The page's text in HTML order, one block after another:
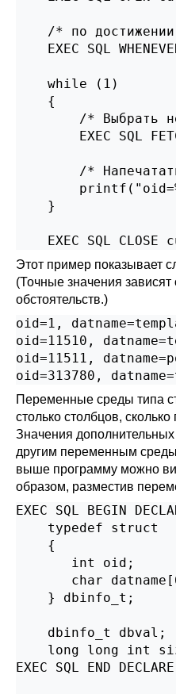
/* по
EXEC SQL
    while (1)
    {
/* Выбрать
EXEC SQL
/*
    }
EXEC SQL CLOSE
Этот пример показывает
(Точные значения зависят
обстоятельств.)
oid=1,
oid=11510,
oid=11511,
Переменные среды типа
столько столбцов,
Значения
другим переменным
выше программу можно
образом, разместив
EXEC SQL BEGIN
    typedef struct
    {
       int oid;
char
    } dbinfo_t;
    dbinfo_t dbval;
long long int
EXEC SQL END